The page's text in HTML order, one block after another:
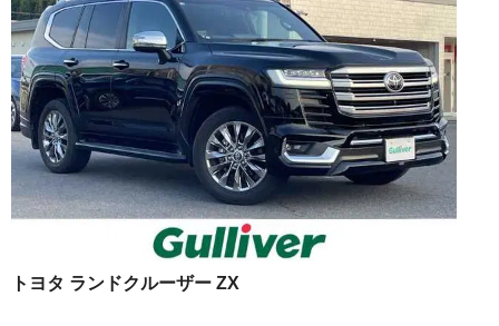
トヨタ ランドクルーザー ZX